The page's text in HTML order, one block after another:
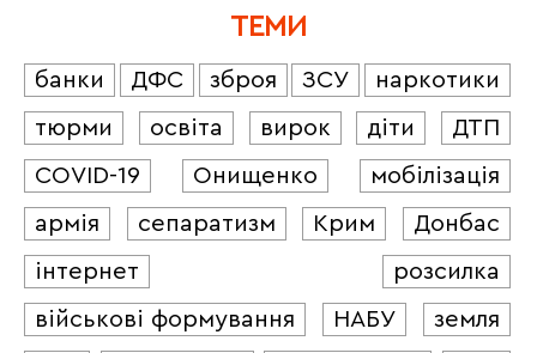
ТЕМИ
банки ДФС зброя ЗСУ
наркотики
тюрми
освіта вирок діти
ДТП
COVID-19
Онищенко
мобілізація
армія
сепаратизм Крим
Донбас
інтернет
розсилка
військові формування
НАБУ
земля